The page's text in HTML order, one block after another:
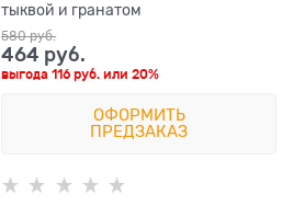
тыквой и гранатом
580 руб.
464 руб.
выгода116 руб. или20%
ОФОРМИТЬ
ПРЕДЗАКАЗ